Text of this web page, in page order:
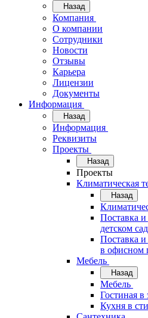
Назад
Компания
О компании
Сотрудники
Новости
Отзывы
Карьера
Лицензии
Документы
Информация
Назад
Информация
Реквизиты
Проекты
Назад
Проекты
Климатическая
Назад
Поставка и
детском
Поставка
в офисном
Мебель
Назад
Мебель
Гостиная в
Кухня в